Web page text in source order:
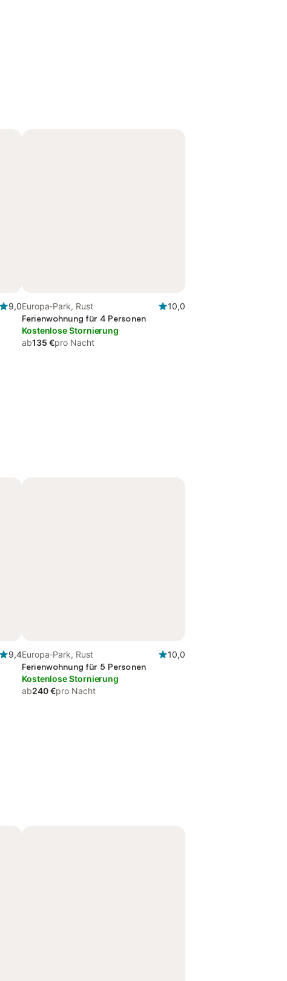
9,0Europa-Park, Rust
10,0
Ferienwohnung für 4 Personen
Kostenlose Stornierung
ab135 €pro Nacht
9,4Europa-Park, Rust
10,0
Ferienwohnung für 5 Personen
Kostenlose Stornierung
ab240 €pro Nacht